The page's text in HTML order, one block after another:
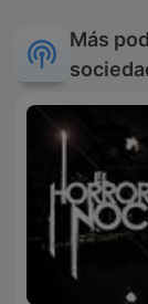
Más